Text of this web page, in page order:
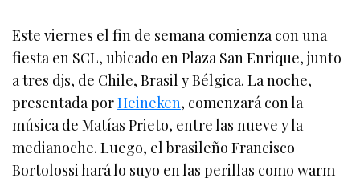
Este viernes el fin de semana comienza con una
fiesta en SCL, ubicado en Plaza San Enrique, junto
a tres djs, de Chile, Brasil y Bélgica. La noche,
presentada porHeineken, comenzará con la
música de Matías Prieto, entre las nueve y la
medianoche. Luego, el brasileño Francisco
Bortolossi hará lo suyo en las perillas como warm